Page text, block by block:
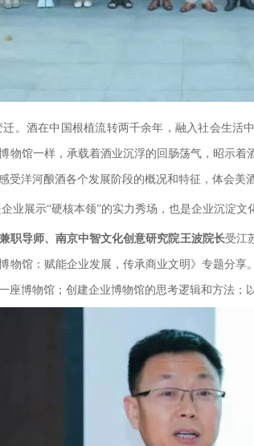
。酒在中国根植流转两千余年，融入社会生活
物馆一样，承载着酒业沉浮的回肠荡气，昭示
受洋河酿酒各个发展阶段的概况和特征，体会美
业展示“硬核本领”的实力秀场，也是企业沉淀文
职导师、南京中智文化创意研究院王波院长受江
物馆：赋能企业发展，传承商业文明》专题分享
座博物馆；创建企业博物馆的思考逻辑和方法；